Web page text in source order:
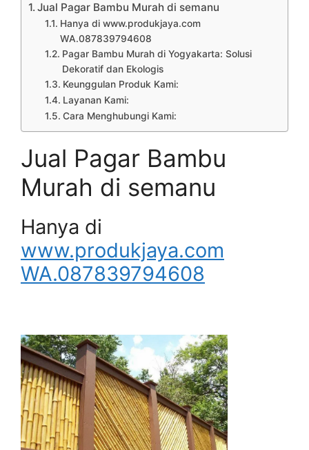
Jual Pagar Bambu Murah di semanu
Hanya di www.produkjaya.com
WA.087839794608
Pagar Bambu Murah di Yogyakarta: Solusi
Dekoratif dan Ekologis
Keunggulan Produk Kami:
Layanan Kami:
Cara Menghubungi Kami:
Jual Pagar Bambu
Murah di semanu
Hanya di
www.produkjaya.com
WA.087839794608